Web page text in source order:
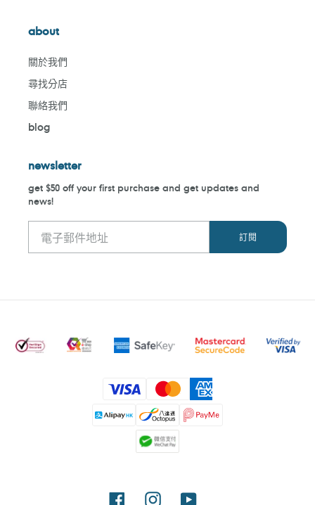
about
關於我們
尋找分店
聯絡我們
blog
newsletter
get $50 off your first purchase and get updates and
news!
付
款
方
式
FacebookInstagramYouTube